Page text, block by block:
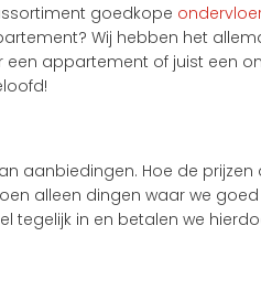
goedkope
Wij hebben het
appartement of juist een
aanbiedingen. Hoe de
alleen dingen waar we
in en betalen we